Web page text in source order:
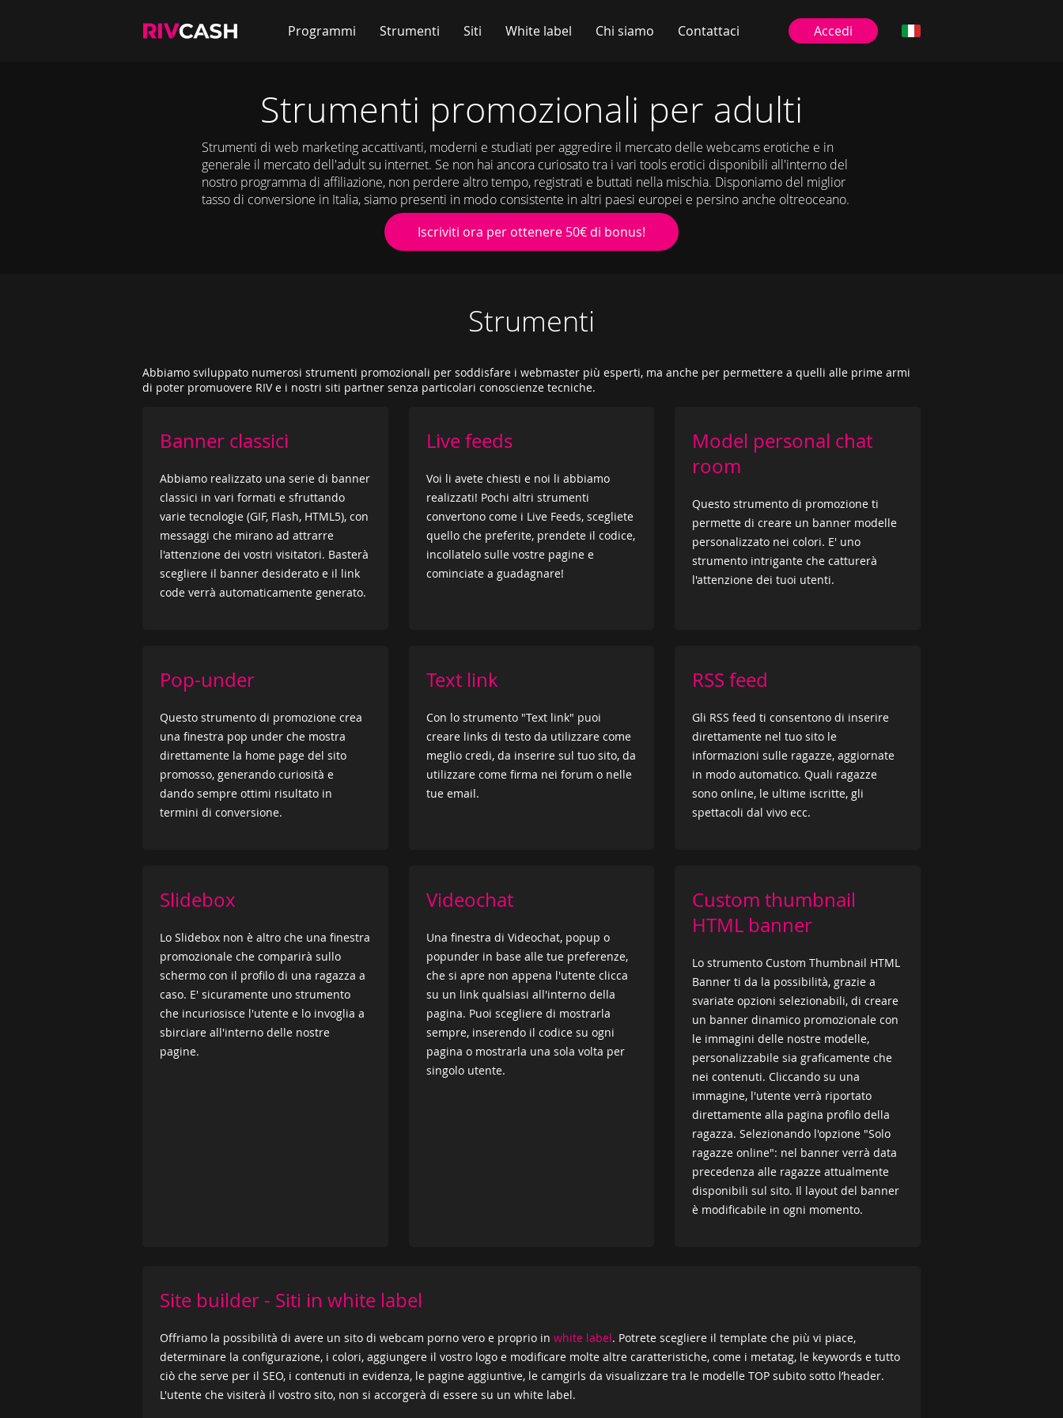
Programmi Strumenti Siti White label Chi siamo Contattaci Accedi
Strumenti promozionali per adulti
Strumenti di web marketing accattivanti, moderni e studiati per aggredire il mercato delle webcams erotiche e in
generale il mercato dell'adult su internet. Se non hai ancora curiosato tra i vari tools erotici disponibili all'interno del
nostro programma di affiliazione, non perdere altro tempo, registrati e buttati nella mischia. Disponiamo del miglior
tasso di conversione in Italia, siamo presenti in modo consistente in altri paesi europei e persino anche oltreoceano.
Iscriviti ora per ottenere 50€ di bonus!
Strumenti
Abbiamo sviluppato numerosi strumenti promozionali per soddisfare i webmaster più esperti, ma anche per permettere a quelli alle prime armi
di poter promuovere RIV e i nostri siti partner senza particolari conoscienze tecniche.
Banner classici
Abbiamo realizzato una serie di banner
classici in vari formati e sfruttando
varie tecnologie (GIF, Flash, HTML5), con
messaggi che mirano ad attrarre
l'attenzione dei vostri visitatori. Basterà
scegliere il banner desiderato e il link
code verrà automaticamente generato.
Live feeds
Voi li avete chiesti e noi li abbiamo
realizzati! Pochi altri strumenti
convertono come i Live Feeds, scegliete
quello che preferite, prendete il codice,
incollatelo sulle vostre pagine e
cominciate a guadagnare!
Model personal chat
room
Questo strumento di promozione ti
permette di creare un banner modelle
personalizzato nei colori. E' uno
strumento intrigante che catturerà
l'attenzione dei tuoi utenti.
Pop-under
Questo strumento di promozione crea
una finestra pop under che mostra
direttamente la home page del sito
promosso, generando curiosità e
dando sempre ottimi risultato in
termini di conversione.
Text link
Con lo strumento "Text link" puoi
creare links di testo da utilizzare come
meglio credi, da inserire sul tuo sito, da
utilizzare come firma nei forum o nelle
tue email.
RSS feed
Gli RSS feed ti consentono di inserire
direttamente nel tuo sito le
informazioni sulle ragazze, aggiornate
in modo automatico. Quali ragazze
sono online, le ultime iscritte, gli
spettacoli dal vivo ecc.
Slidebox
Lo Slidebox non è altro che una finestra
promozionale che comparirà sullo
schermo con il profilo di una ragazza a
caso. E' sicuramente uno strumento
che incuriosisce l'utente e lo invoglia a
sbirciare all'interno delle nostre
pagine.
Videochat
Una finestra di Videochat, popup o
popunder in base alle tue preferenze,
che si apre non appena l'utente clicca
su un link qualsiasi all'interno della
pagina. Puoi scegliere di mostrarla
sempre, inserendo il codice su ogni
pagina o mostrarla una sola volta per
singolo utente.
Custom thumbnail
HTML banner
Lo strumento Custom Thumbnail HTML
Banner ti da la possibilità, grazie a
svariate opzioni selezionabili, di creare
un banner dinamico promozionale con
le immagini delle nostre modelle,
personalizzabile sia graficamente che
nei contenuti. Cliccando su una
immagine, l'utente verrà riportato
direttamente alla pagina profilo della
ragazza. Selezionando l'opzione "Solo
ragazze online": nel banner verrà data
precedenza alle ragazze attualmente
disponibili sul sito. Il layout del banner
è modificabile in ogni momento.
Site builder - Siti in white label
Offriamo la possibilità di avere un sito di webcam porno vero e proprio in white label. Potrete scegliere il template che più vi piace,
determinare la configurazione, i colori, aggiungere il vostro logo e modificare molte altre caratteristiche, come i metatag, le keywords e tutto
ciò che serve per il SEO, i contenuti in evidenza, le pagine aggiuntive, le camgirls da visualizzare tra le modelle TOP subito sotto l’header.
L'utente che visiterà il vostro sito, non si accorgerà di essere su un white label.